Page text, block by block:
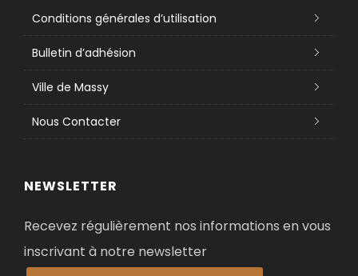
Conditions générales d’utilisation
Bulletin d’adhésion
Ville de Massy
Nous Contacter
NEWSLETTER
Recevez régulièrement nos informations en vous
inscrivant à notre newsletter